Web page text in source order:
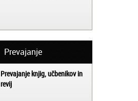
Prevajanje
Prevajanje knjig, učbenikov in
revij